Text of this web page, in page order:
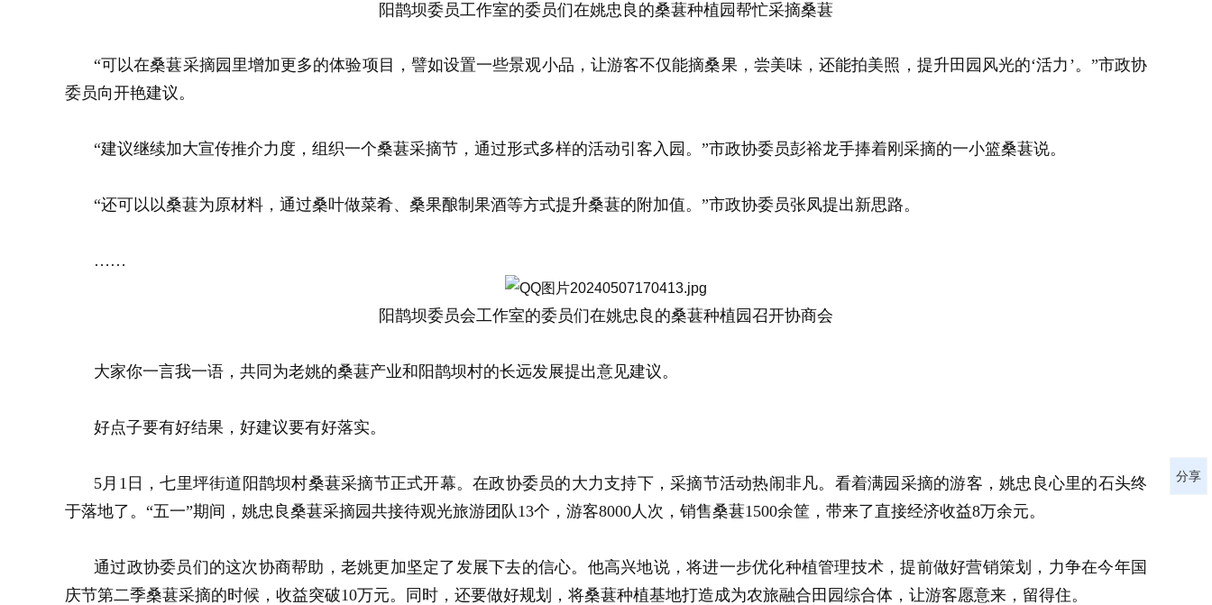
阳鹊坝委员工作室的委员们在姚忠良的桑葚种植园帮忙采摘桑葚
“可以在桑葚采摘园里增加更多的体验项目，譬如设置一些景观小品，让游客不仅能摘桑果，尝美味，还能拍美照，提升田园风光的‘活力’。”市政协
委员向开艳建议。
“建议继续加大宣传推介力度，组织一个桑葚采摘节，通过形式多样的活动引客入园。”市政协委员彭裕龙手捧着刚采摘的一小篮桑葚说。
“还可以以桑葚为原材料，通过桑叶做菜肴、桑果酿制果酒等方式提升桑葚的附加值。”市政协委员张凤提出新思路。
……
阳鹊坝委员会工作室的委员们在姚忠良的桑葚种植园召开协商会
大家你一言我一语，共同为老姚的桑葚产业和阳鹊坝村的长远发展提出意见建议。
好点子要有好结果，好建议要有好落实。
5月1日，七里坪街道阳鹊坝村桑葚采摘节正式开幕。在政协委员的大力支持下，采摘节活动热闹非凡。看着满园采摘的游客，姚忠良心里的石头终
于落地了。“五一”期间，姚忠良桑葚采摘园共接待观光旅游团队13个，游客8000人次，销售桑葚1500余筐，带来了直接经济收益8万余元。
通过政协委员们的这次协商帮助，老姚更加坚定了发展下去的信心。他高兴地说，将进一步优化种植管理技术，提前做好营销策划，力争在今年国
庆节第二季桑葚采摘的时候，收益突破10万元。同时，还要做好规划，将桑葚种植基地打造成为农旅融合田园综合体，让游客愿意来，留得住。
分享